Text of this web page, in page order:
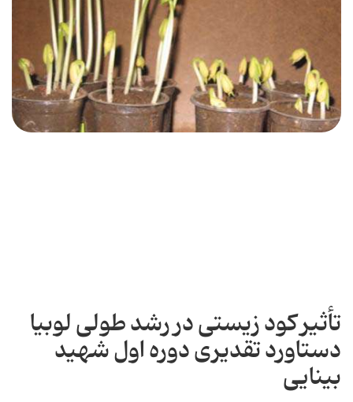
تأثیر کود زیستی در رشد طولی لوبیا
دستاورد تقدیری دوره اول شهید
بینایی